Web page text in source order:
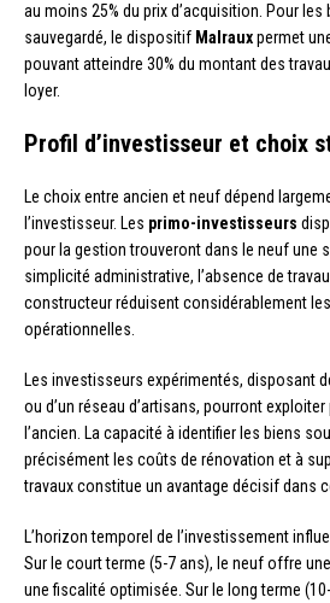
au moins 25% du prix d’acquisition. Pour
sauvegardé, le dispositif Malrauxpermet
pouvant atteindre 30% du montant des
loyer.
Profil d’investisseur et choix
Le choix entre ancien et neuf dépend
l’investisseur. Les primo-investisseurs
pour la gestion trouveront dans le neuf une
simplicité administrative, l’absence de
constructeur réduisent considérablement
opérationnelles.
Les investisseurs expérimentés, disposant
ou d’un réseau d’artisans, pourront
l’ancien. La capacité à identifier les biens
précisément les coûts de rénovation et à
travaux constitue un avantage décisif dans
L’horizon temporel de l’investissement
Sur le court terme (5-7 ans), le neuf offre
une fiscalité optimisée. Sur le long terme